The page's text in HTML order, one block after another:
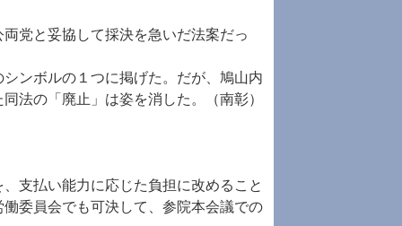
党と妥協して採決を急いだ法案だっ
ンボルの１つに掲げた。だが、鳩山内
法の「廃止」は姿を消した。（南彰）
支払い能力に応じた負担に改めること
委員会でも可決して、参院本会議での